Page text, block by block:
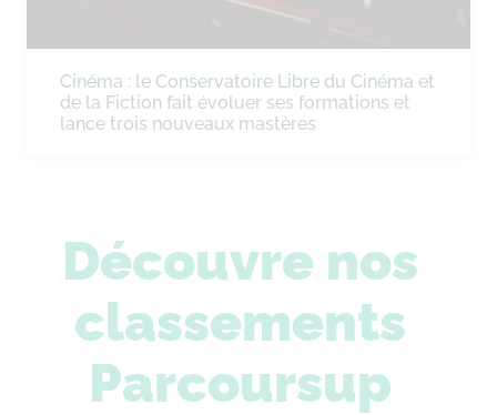
Cinéma : le Conservatoire Libre du Cinéma et
de la Fiction fait évoluer ses formations et
lance trois nouveaux mastères
Découvre nos
classements
Parcoursup